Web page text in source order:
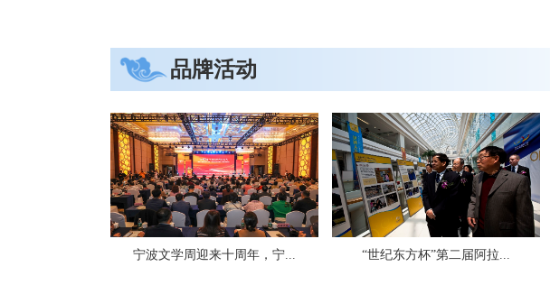
“图画真解——中国笔墨的研究与... 墨舞新天——全国十城市书法篆刻...
品牌活动
“城市·遇见”2017第... 名家云集，亮点纷呈！第十...